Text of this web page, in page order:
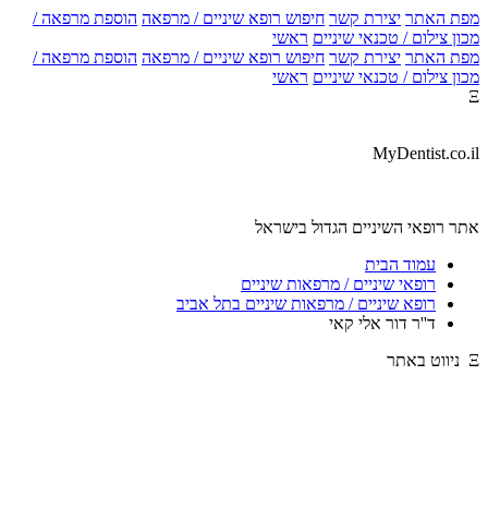
מפת האתר יצירת קשר חיפוש רופא שיניים / מרפאה הוספת מרפאה /
מכון צילום / טכנאי שיניים ראשי
מפת האתר יצירת קשר חיפוש רופא שיניים / מרפאה הוספת מרפאה /
מכון צילום / טכנאי שיניים ראשי
Ξ
MyDentist.co.il
אתר רופאי השיניים הגדול בישראל
עמוד הבית
רופאי שיניים / מרפאות שיניים
רופא שיניים / מרפאות שיניים בתל אביב
ד''ר דור אלי קאי
Ξ ניווט באתר